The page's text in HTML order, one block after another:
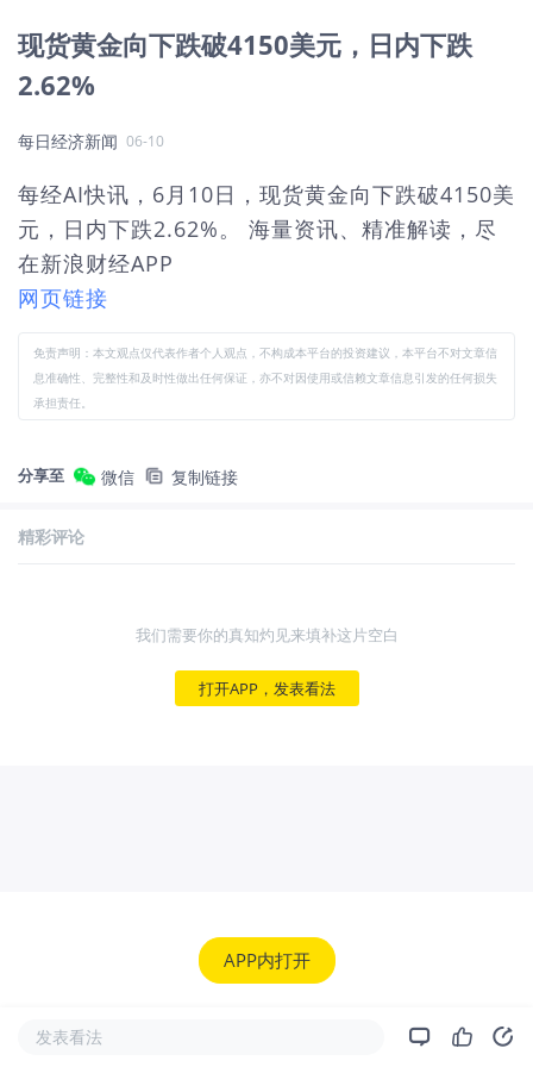
现货黄金向下跌破4150美元，日内下跌
2.62%
每日经济新闻 06-10
每经AI快讯，6月10日，现货黄金向下跌破4150美
元，日内下跌2.62%。 海量资讯、精准解读，尽
在新浪财经APP
网页链接
免责声明：本文观点仅代表作者个人观点，不构成本平台的投资建议，本平台不对文章信
息准确性、完整性和及时性做出任何保证，亦不对因使用或信赖文章信息引发的任何损失
承担责任。
分享至 微信 复制链接
精彩评论
我们需要你的真知灼见来填补这片空白
打开APP，发表看法
APP内打开
发表看法